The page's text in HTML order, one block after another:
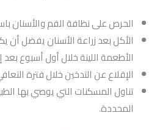
الحرص على نظافة الفم والأسنان
الأكل بعد زراعة الأسنان يفضل أن
الأطعمة اللينة خلال أول أسبوع بعد
الإقلاع عن التدخين خلال فترة
تناول المسكنات التي يوصي بها
المحددة.